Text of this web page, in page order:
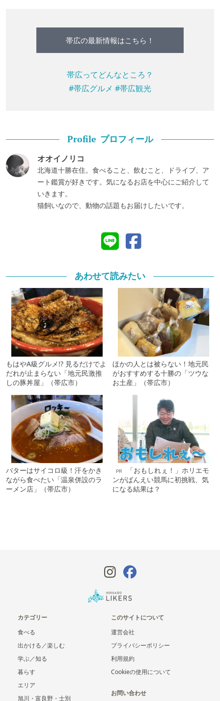
帯広の最新情報はこちら！
帯広ってどんなところ？
#帯広グルメ #帯広観光
Profile プロフィール
オオイノリコ
北海道十勝在住。食べること、飲むこと、ドライブ、ア
ート鑑賞が好きです。気になるお店を中心にご紹介して
いきます。
猫飼いなので、動物の話題もお届けしたいです。
あわせて読みたい
もはやA級グルメ!? 見るだけでよ
だれが止まらない「地元民激推
しの豚丼屋」（帯広市）
ほかの人とは被らない！地元民
がおすすめする十勝の「ツウな
お土産」（帯広市）
バターはサイコロ級！汗をかき
ながら食べたい「温泉併設のラ
ーメン店」（帯広市）
PR
「おもしれぇ！」ホリエモ
ンがばんえい競馬に初挑戦、気
になる結果は？
カテゴリー
食べる
出かける／楽しむ
学ぶ／知る
暮らす
エリア
旭川・富良野・士別
このサイトについて
運営会社
プライバシーポリシー
利用規約
Cookieの使用について
お問い合わせ